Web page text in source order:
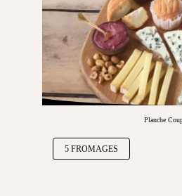
Planche
5 FROMAGES